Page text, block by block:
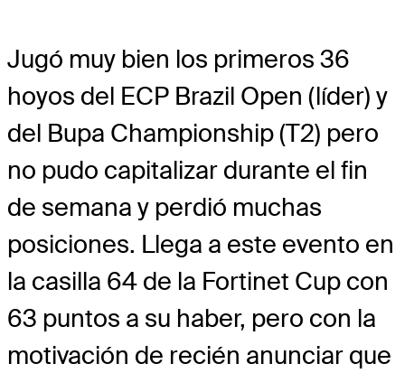
Jugó muy bien los primeros 36
hoyos del ECP Brazil Open (líder) y
del Bupa Championship (T2) pero
no pudo capitalizar durante el fin
de semana y perdió muchas
posiciones. Llega a este evento en
la casilla 64 de la Fortinet Cup con
63 puntos a su haber, pero con la
motivación de recién anunciar que